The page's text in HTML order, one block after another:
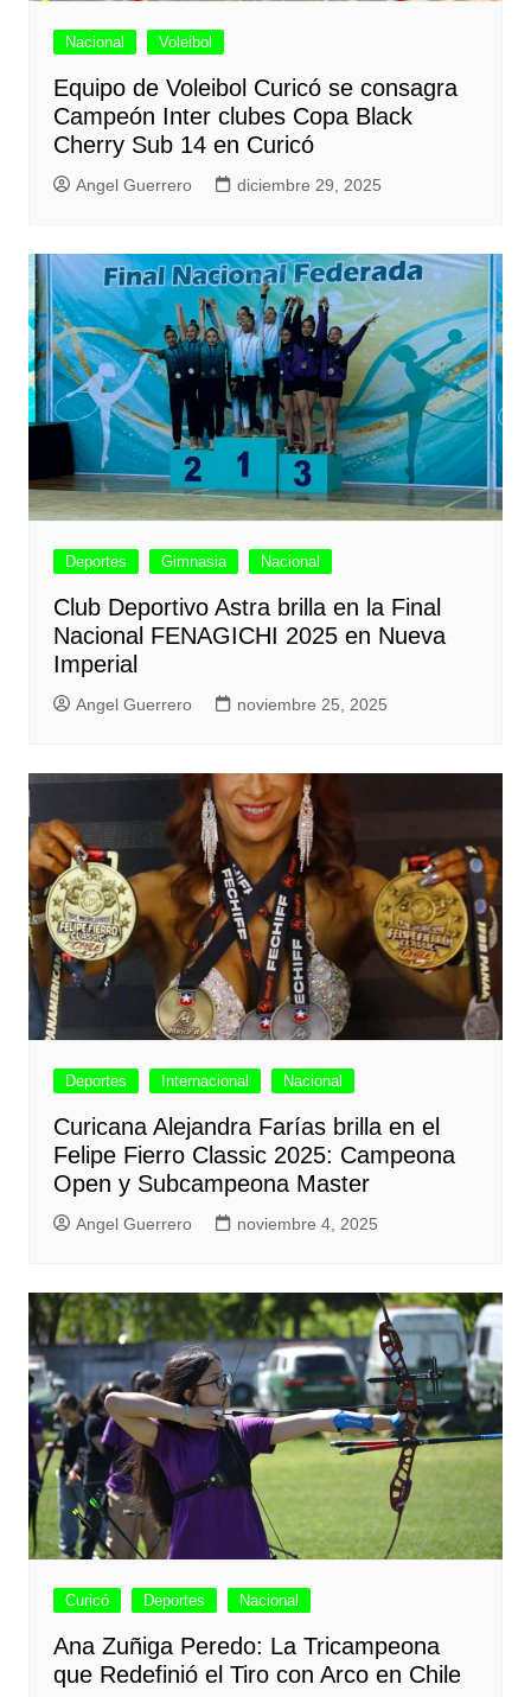
Nacional Voleibol
Equipo de Voleibol Curicó se consagra
Campeón Inter clubes Copa Black
Cherry Sub 14 en Curicó
Angel Guerrero diciembre 29, 2025
Deportes Gimnasia Nacional
Club Deportivo Astra brilla en la Final
Nacional FENAGICHI 2025 en Nueva
Imperial
Angel Guerrero noviembre 25, 2025
Deportes Internacional Nacional
Curicana Alejandra Farías brilla en el
Felipe Fierro Classic 2025: Campeona
Open y Subcampeona Master
Angel Guerrero noviembre 4, 2025
Curicó Deportes Nacional
Ana Zuñiga Peredo: La Tricampeona
que Redefinió el Tiro con Arco en Chile